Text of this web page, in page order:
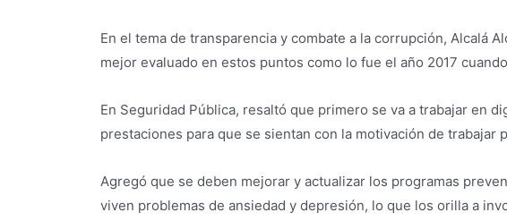
En el tema de transparencia y combate a la corrupción, Alcalá
mejor evaluado en estos puntos como lo fue el año 2017
En Seguridad Pública, resaltó que primero se va a trabajar en
prestaciones para que se sientan con la motivación de trabajar
Agregó que se deben mejorar y actualizar los programas
viven problemas de ansiedad y depresión, lo que los orilla a